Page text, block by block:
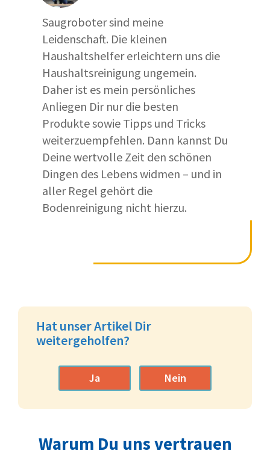
Saugroboter sind meine
Leidenschaft. Die kleinen
Haushaltshelfer erleichtern uns die
Haushaltsreinigung ungemein.
Daher ist es mein persönliches
Anliegen Dir nur die besten
Produkte sowie Tipps und Tricks
weiterzuempfehlen. Dann kannst Du
Deine wertvolle Zeit den schönen
Dingen des Lebens widmen – und in
aller Regel gehört die
Bodenreinigung nicht hierzu.
Hat unser Artikel Dir
weitergeholfen?
Ja Nein
Warum Du uns vertrauen